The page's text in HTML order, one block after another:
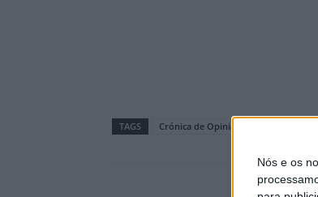
Nós e os
TAGS Crónica de Opinião